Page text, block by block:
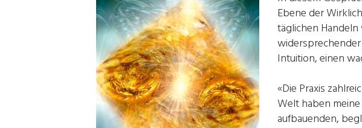
Ebene der
täglichen
Intuition, einen
«Die Praxis
Welt haben
aufbauenden,